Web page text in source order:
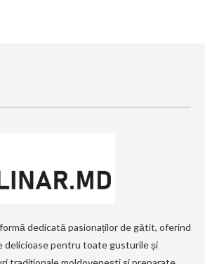
dedicată pasionaților de gătit, oferind
delicioase pentru toate gusturile și